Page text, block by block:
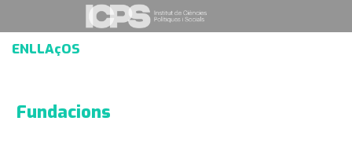
ENLLAçOS
Fundacions